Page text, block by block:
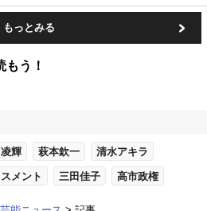
もっとみる
もう！
輝 萩本欽一 清水アキラ
メント 三田佳子 高市政権